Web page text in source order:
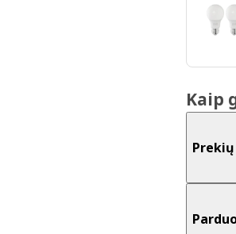
Kaip